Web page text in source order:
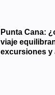
Punta Cana:
viaje
excursiones y